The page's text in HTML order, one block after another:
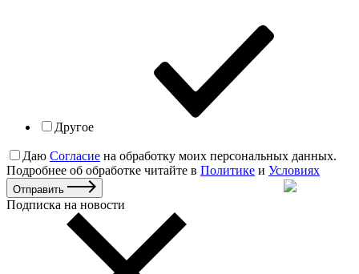
Другое
Даю Согласие на обработку моих персональных данных.
Подробнее об обработке читайте в Политике и Условиях
Отправить
Подписка на новости